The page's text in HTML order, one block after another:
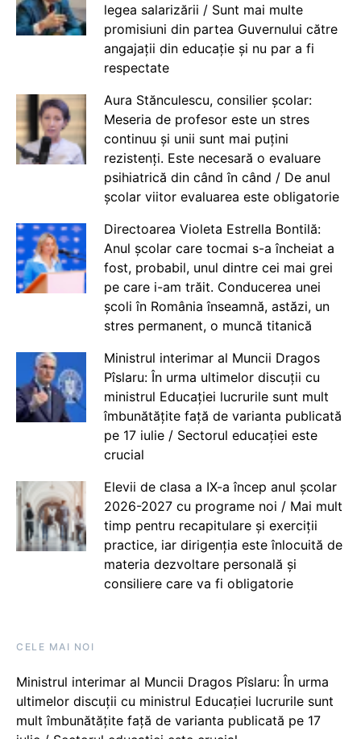
legea salarizării / Sunt mai multe
promisiuni din partea Guvernului către
angajații din educație și nu par a fi
respectate
Aura Stănculescu, consilier școlar:
Meseria de profesor este un stres
continuu și unii sunt mai puțini
rezistenți. Este necesară o evaluare
psihiatrică din când în când / De anul
școlar viitor evaluarea este obligatorie
Directoarea Violeta Estrella Bontilă:
Anul școlar care tocmai s-a încheiat a
fost, probabil, unul dintre cei mai grei
pe care i-am trăit. Conducerea unei
școli în România înseamnă, astăzi, un
stres permanent, o muncă titanică
Ministrul interimar al Muncii Dragos
Pîslaru: În urma ultimelor discuții cu
ministrul Educației lucrurile sunt mult
îmbunătățite față de varianta publicată
pe 17 iulie / Sectorul educației este
crucial
Elevii de clasa a IX-a încep anul școlar
2026-2027 cu programe noi / Mai mult
timp pentru recapitulare și exerciții
practice, iar dirigenția este înlocuită de
materia dezvoltare personală și
consiliere care va fi obligatorie
CELE MAI NOI
Ministrul interimar al Muncii Dragos Pîslaru: În urma
ultimelor discuții cu ministrul Educației lucrurile sunt
mult îmbunătățite față de varianta publicată pe 17